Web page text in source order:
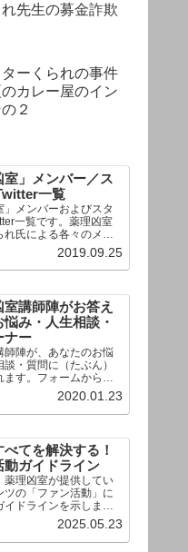
先生の募金詐欺
ーくられの事件
カレー屋のイン
２
室」メンバー／ス
一覧
」メンバーおよびスタ
一覧です。薬理凶室
れ氏による各々のメン
紹介付き。Twitterへの
にあるフォローボタン
のままフォローできま
2019.09.25
室講師陣がお答え
み・人生相談・
ナー
師陣が、あなたのお悩
・質問に（たぶん）
ます。フォームからお
いた相談は、順次、動
開される予定（時期未
ぞお気軽にご質問く
2020.01.23
てを解決する！
動ガイドライン
薬理凶室が提供してい
ツの「ファン活動」に
イドラインを示しま
の場合は当ガイドライ
て頂けますよう、よろ
申し上げます。
2025.05.23